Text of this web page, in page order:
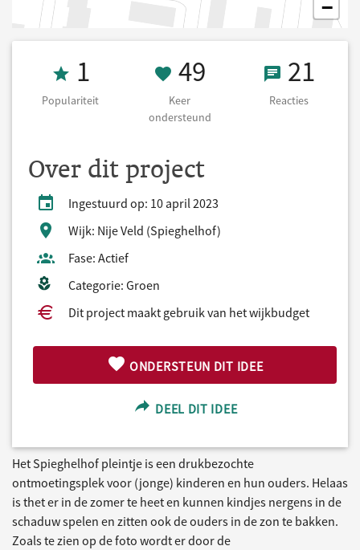
−
Populariteit 1
1
Populariteit
49 Keer
49
Keer
ondersteund
2121
Reacties
Over dit project
Ingestuurd op: 10 april 2023
Wijk: Nije Veld (Spieghelhof)
Fase: Actief
Categorie: Groen
Dit project maakt gebruik van het wijkbudget
ONDERSTEUN DIT IDEE
DEEL DIT IDEE
Het Spieghelhof pleintje is een drukbezochte
ontmoetingsplek voor (jonge) kinderen en hun ouders. Helaas
is thet er in de zomer te heet en kunnen kindjes nergens in de
schaduw spelen en zitten ook de ouders in de zon te bakken.
Zoals te zien op de foto wordt er door de